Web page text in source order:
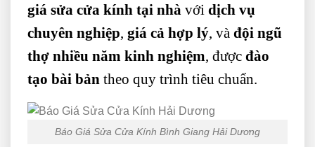
giá sửa cửa kính tại nhà với dịch vụ
chuyên nghiệp, giá cả hợp lý, và đội ngũ
thợ nhiều năm kinh nghiệm, được đào
tạo bài bản theo quy trình tiêu chuẩn.
Báo Giá Sửa Cửa Kính Bình Giang Hải Dương